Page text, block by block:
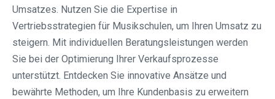
Umsatzes. Nutzen Sie die Expertise in
Vertriebsstrategien für Musikschulen, um Ihren Umsatz zu
steigern. Mit individuellen Beratungsleistungen werden
Sie bei der Optimierung Ihrer Verkaufsprozesse
unterstützt. Entdecken Sie innovative Ansätze und
bewährte Methoden, um Ihre Kundenbasis zu erweitern